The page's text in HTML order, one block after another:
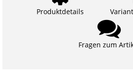
Produktdetails
Fragen zum